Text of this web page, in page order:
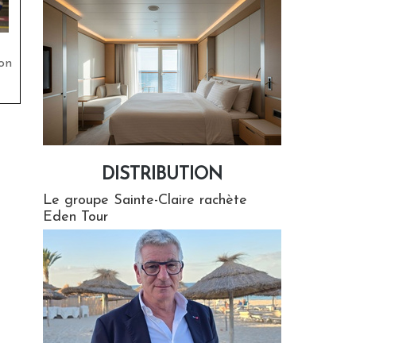
DISTRIBUTION
Le groupe Sainte-Claire rachète
Eden Tour